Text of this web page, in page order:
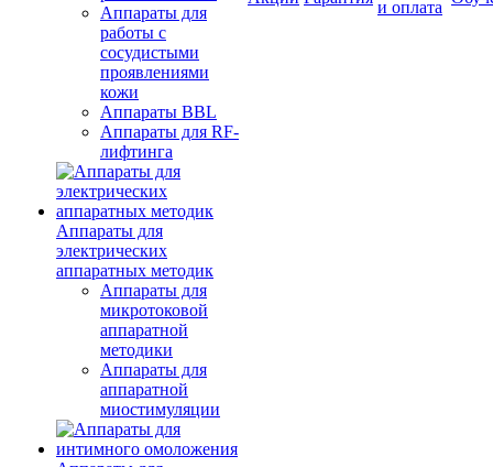
Аппараты для
работы с
сосудистыми
проявлениями
кожи
Аппараты BBL
Аппараты для RF-
лифтинга
Аппараты для
электрических
аппаратных методик
Аппараты для
микротоковой
аппаратной
методики
Аппараты для
аппаратной
миостимуляции
и оплата